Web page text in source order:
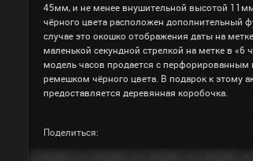
45мм, и не менее внушительной высотой
чёрного цвета расположен дополнительный
случае это окошко отображения даты на
маленькой секундной стрелкой на метке в «6
модель часов продается с перфорированным
ремешком чёрного цвета. В подарок к этому
предоставляется деревянная коробочка.
Поделиться: